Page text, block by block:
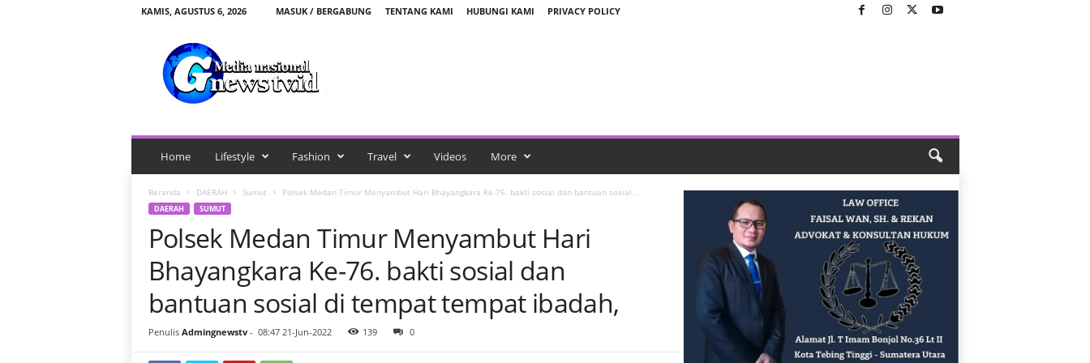
KAMIS, AGUSTUS 6, 2026 MASUK / BERGABUNG TENTANG KAMI HUBUNGI KAMI PRIVACY POLICY
v
i
Home Lifestyle Fashion Travel Videos More
Beranda DAERAH Sumut Polsek Medan Timur Menyambut Hari Bhayangkara Ke-76. bakti sosial dan bantuan sosial...
DAERAH SUMUT
Polsek Medan Timur Menyambut Hari
Bhayangkara Ke-76. bakti sosial dan
bantuan sosial di tempat tempat ibadah,
Penulis Admingnewstv- 08:47 21-Jun-2022 139 0